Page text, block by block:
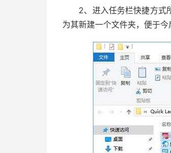
2、进入任务栏快捷方式所
为其新建一个文件夹，便于今